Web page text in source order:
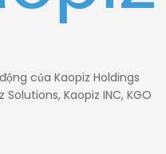
của Kaopiz Holdings
Kaopiz INC, KGO